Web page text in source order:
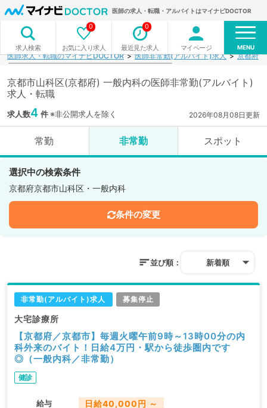
医師の求人・転職・アルバイトはマイナビDOCTOR
求人検索 お気に入り求人
0
最近見た求人
0
マイページ MENU
医師求人・転職のマイナビDOCTOR 医師非常勤(アルバイト)求人 京都府
京都市山科区(京都府) 一般内科の医師非常勤(アルバイト)
求人・転職
求人数4 件※非公開求人を除く 2026年08月08日更新
常勤 非常勤 スポット
選択中の検索条件
京都府京都市山科区・一般内科
条件の変更
並び順： 新着順
非常勤(アルバイト)求人 募集停止
大宅診療所
【京都府／京都市】毎週火曜午前9時～13時00分の内
科外来のバイト！日給4万円・駅から徒歩圏内です
◎（一般内科／非常勤）
健診
給与 日給40,000円 ～